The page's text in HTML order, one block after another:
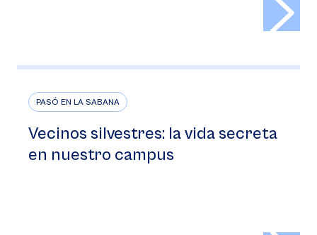
PASÓ EN LA SABANA
Vecinos silvestres: la vida secreta
en nuestro campus